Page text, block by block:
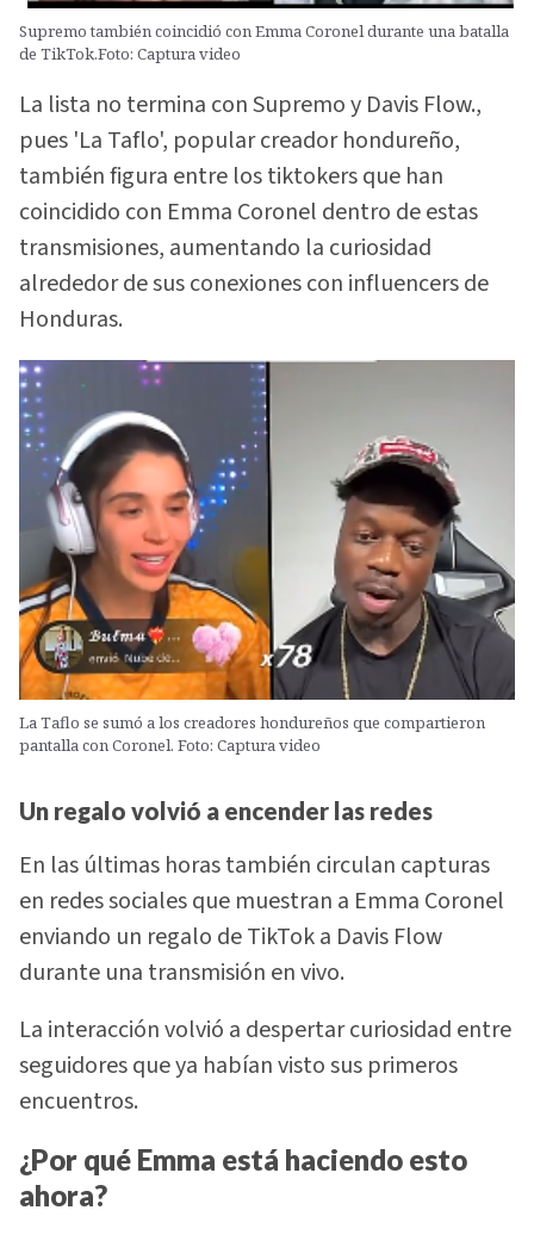
Supremo también coincidió con Emma Coronel durante una batalla
de TikTok.Foto: Captura video
La lista no termina con Supremo y Davis Flow.,
pues 'La Taflo', popular creador hondureño,
también figura entre los tiktokers que han
coincidido con Emma Coronel dentro de estas
transmisiones, aumentando la curiosidad
alrededor de sus conexiones con influencers de
Honduras.
La Taflo se sumó a los creadores hondureños que compartieron
pantalla con Coronel. Foto: Captura video
Un regalo volvió a encender las redes
En las últimas horas también circulan capturas
en redes sociales que muestran a Emma Coronel
enviando un regalo de TikTok a Davis Flow
durante una transmisión en vivo.
La interacción volvió a despertar curiosidad entre
seguidores que ya habían visto sus primeros
encuentros.
¿Por qué Emma está haciendo esto
ahora?